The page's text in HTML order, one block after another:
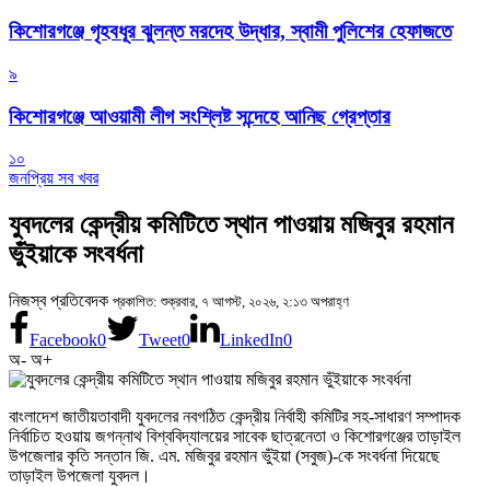
কিশোরগঞ্জে গৃহবধূর ঝুলন্ত মরদেহ উদ্ধার, স্বামী পুলিশের হেফাজতে
৯
কিশোরগঞ্জে আওয়ামী লীগ সংশ্লিষ্ট সন্দেহে আনিছ গ্রেপ্তার
১০
জনপ্রিয় সব খবর
যুবদলের কেন্দ্রীয় কমিটিতে স্থান পাওয়ায় মজিবুর রহমান
ভুঁইয়াকে সংবর্ধনা
নিজস্ব প্রতিবেদক প্রকাশিত: শুক্রবার, ৭ আগস্ট, ২০২৬, ২:১৩ অপরাহ্ণ
Facebook0 Tweet0 LinkedIn0
অ- অ+
বাংলাদেশ জাতীয়তাবাদী যুবদলের নবগঠিত কেন্দ্রীয় নির্বাহী কমিটির সহ-সাধারণ সম্পাদক
নির্বাচিত হওয়ায় জগন্নাথ বিশ্ববিদ্যালয়ের সাবেক ছাত্রনেতা ও কিশোরগঞ্জের তাড়াইল
উপজেলার কৃতি সন্তান জি. এম. মজিবুর রহমান ভুঁইয়া (সবুজ)-কে সংবর্ধনা দিয়েছে
তাড়াইল উপজেলা যুবদল।